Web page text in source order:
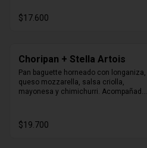
$17.600
Choripan + Stella Artois
Pan baguette horneado con longaniza,
queso mozzarella, salsa criolla,
mayonesa y chimichurri. Acompañados
$19.700